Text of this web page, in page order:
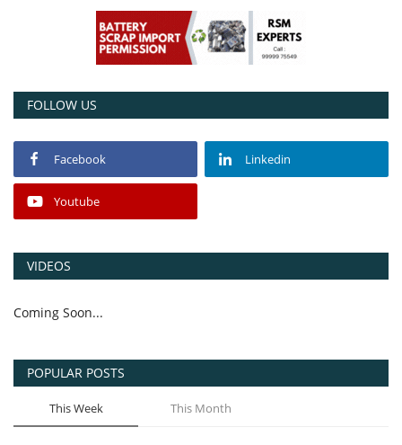
Contact
Consult FREE
FOLLOW US
Facebook Linkedin
Youtube
VIDEOS
Coming Soon...
POPULAR POSTS
This Week This Month